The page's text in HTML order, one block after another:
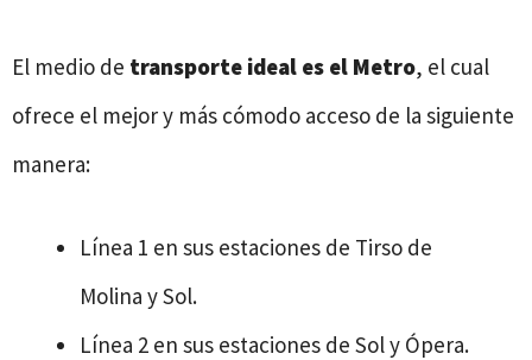
El medio de transporte ideal es el Metro, el cual
ofrece el mejor y más cómodo acceso de la siguiente
manera:
Línea 1 en sus estaciones de Tirso de
Molina y Sol.
Línea 2 en sus estaciones de Sol y Ópera.